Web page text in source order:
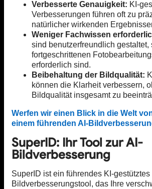
Verbesserte Genauigkeit: KI-
Verbesserungen führen oft zu
natürlicher wirkenden
Weniger Fachwissen
sind benutzerfreundlich gestaltet,
fortgeschrittenen
erforderlich sind.
Beibehaltung der Bildqualität:
können die Klarheit verbessern,
Bildqualität insgesamt zu
Werfen wir einen Blick in die Welt
einem führenden AI-
SuperID: Ihr Tool zur AI-
Bildverbesserung
SuperID ist ein führendes KI-gestütztes
Bildverbesserungstool, das Ihre